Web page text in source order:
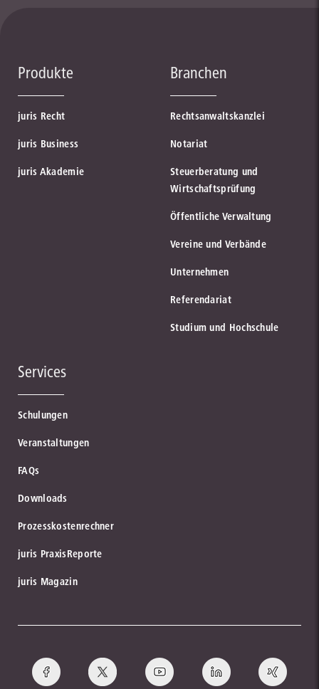
Produkte
juris Recht
juris Business
juris Akademie
Branchen
Rechtsanwaltskanzlei
Notariat
Steuerberatung und
Wirtschaftsprüfung
Öffentliche Verwaltung
Vereine und Verbände
Unternehmen
Referendariat
Studium und Hochschule
Services
Schulungen
Veranstaltungen
FAQs
Downloads
Prozesskostenrechner
juris PraxisReporte
juris Magazin